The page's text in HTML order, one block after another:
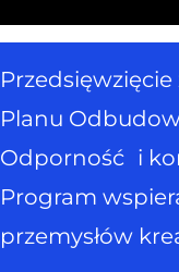
Planu
Odporność i
Program
przemysłów